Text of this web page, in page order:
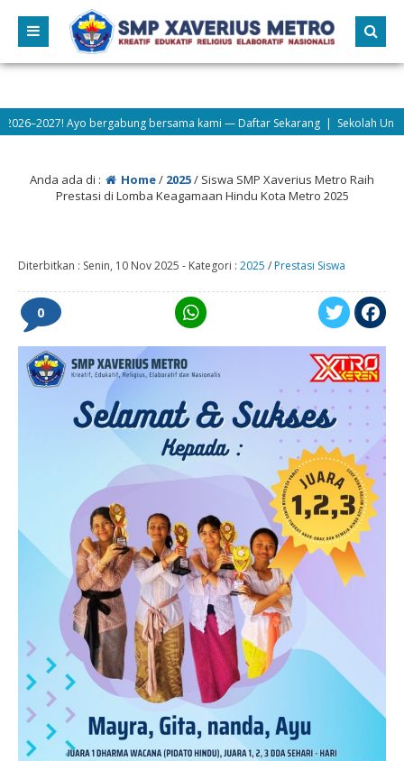
Ayo bergabung bersama kami — Daftar Sekarang | Sekolah Unggul •
Anda ada di : Home/ 2025/ Siswa SMP Xaverius Metro Raih
Prestasi di Lomba Keagamaan Hindu Kota Metro 2025
Diterbitkan : Senin, 10 Nov 2025 - Kategori : 2025 / Prestasi Siswa
0